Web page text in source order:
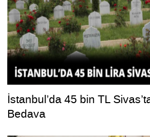
İstanbul’da 45 bin TL
Bedava